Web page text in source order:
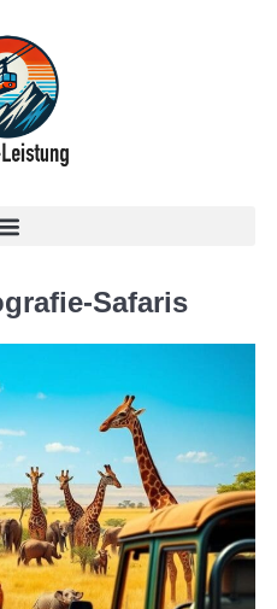
Safaris